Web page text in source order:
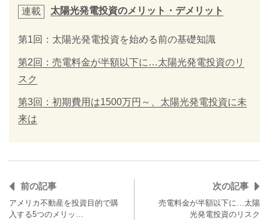
連載 太陽光発電投資のメリット・デメリット
第1回：太陽光発電投資を始める前の基礎知識
第2回：売電料金が半額以下に…太陽光発電投資のリ
スク
第3回：初期費用は1500万円～、太陽光発電投資に未
来は
前の記事
アメリカ不動産を投資目的で購
入する5つのメリッ…
次の記事
売電料金が半額以下に…太陽
光発電投資のリスク